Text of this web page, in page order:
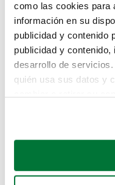
como las cookies para
información en su
publicidad y contenido
publicidad y
desarrollo de
quién usa sus datos y
Si lo permite, también
Recopilar
Lo sentimos,
te hemos
Pero puedes
buscando en
Coches de segunda
Coches de km0